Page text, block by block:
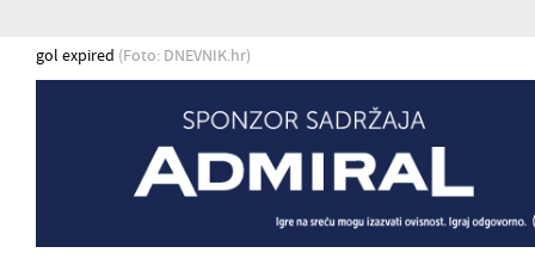
gol expired (Foto: DNEVNIK.hr)